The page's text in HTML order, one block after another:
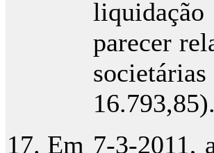
parecer
16.793,85).
Em 7-3-2011,